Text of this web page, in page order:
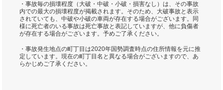
・事故毎の損壊程度（大破・中破・小破・損害なし）は、その事故
内での最大の損壊程度が掲載されます。そのため、大破事故と表示
されていても、中破や小破の車両が存在する場合がございます。同
様に死亡者のいる事故は死亡事故と表記していますが、他に負傷者
が存在する場合がございます。予めご了承ください。
・事故発生地点の町丁目は2020年国勢調査時点の住所情報を元に推
定しています。現在の町丁目名と異なる場合がございますので、あ
らかじめご了承ください。